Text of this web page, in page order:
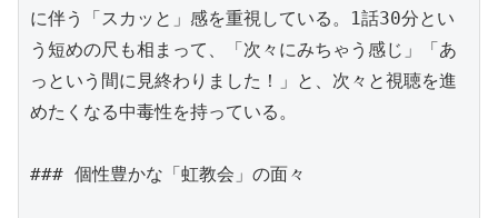
に伴う「スカッと」感を重視している。1話30分とい
う短めの尺も相まって、「次々にみちゃう感じ」「あ
っという間に見終わりました！」と、次々と視聴を進
めたくなる中毒性を持っている。
### 個性豊かな「虹教会」の面々